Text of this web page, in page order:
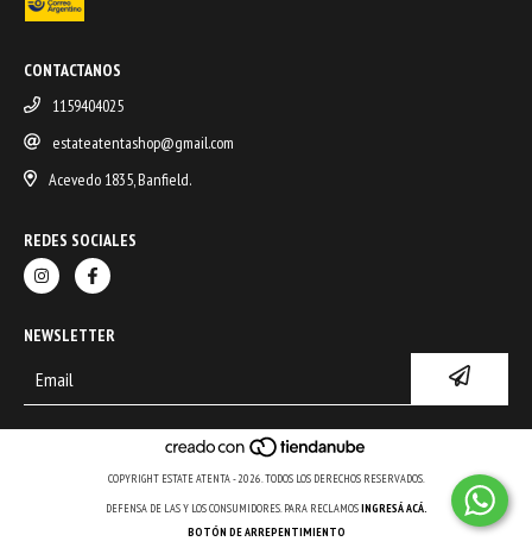
CONTACTANOS
1159404025
estateatentashop@gmail.com
Acevedo 1835, Banfield.
REDES SOCIALES
NEWSLETTER
COPYRIGHT ESTATE ATENTA - 2026. TODOS LOS DERECHOS RESERVADOS.
DEFENSA DE LAS Y LOS CONSUMIDORES. PARA RECLAMOSINGRESÁ ACÁ.
BOTÓN DE ARREPENTIMIENTO